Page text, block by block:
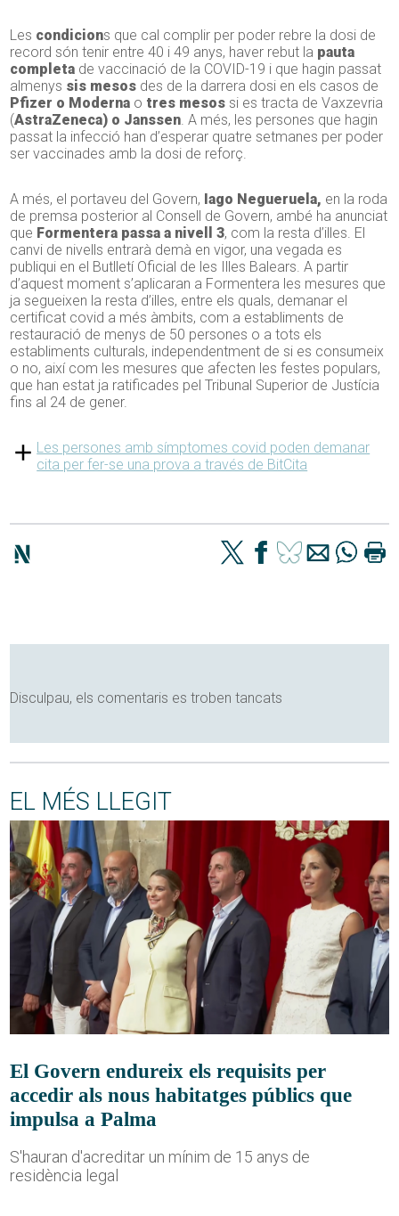
Les condicions que cal complir per poder rebre la dosi de
record són tenir entre 40 i 49 anys, haver rebut la pauta
completa de vaccinació de la COVID-19 i que hagin passat
almenys sis mesos des de la darrera dosi en els casos de
Pfizer o Moderna o tres mesos si es tracta de Vaxzevria
(AstraZeneca) o Janssen. A més, les persones que hagin
passat la infecció han d’esperar quatre setmanes per poder
ser vaccinades amb la dosi de reforç.
A més, el portaveu del Govern, Iago Negueruela, en la roda
de premsa posterior al Consell de Govern, ambé ha anunciat
que Formentera passa a nivell 3, com la resta d’illes. El
canvi de nivells entrarà demà en vigor, una vegada es
publiqui en el Butlletí Oficial de les Illes Balears. A partir
d’aquest moment s’aplicaran a Formentera les mesures que
ja segueixen la resta d’illes, entre els quals, demanar el
certificat covid a més àmbits, com a establiments de
restauració de menys de 50 persones o a tots els
establiments culturals, independentment de si es consumeix
o no, així com les mesures que afecten les festes populars,
que han estat ja ratificades pel Tribunal Superior de Justícia
fins al 24 de gener.
Les persones amb símptomes covid poden demanar
cita per fer-se una prova a través de BitCita
Disculpau, els comentaris es troben tancats
EL MÉS LLEGIT
El Govern endureix els requisits per
accedir als nous habitatges públics que
impulsa a Palma
S'hauran d'acreditar un mínim de 15 anys de
residència legal